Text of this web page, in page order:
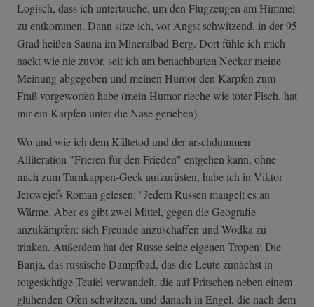
Logisch, dass ich untertauche, um den Flugzeugen am Himmel
zu entkommen. Dann sitze ich, vor Angst schwitzend, in der 95
Grad heißen Sauna im Mineralbad Berg. Dort fühle ich mich
nackt wie nie zuvor, seit ich am benachbarten Neckar meine
Meinung abgegeben und meinen Humor den Karpfen zum
Fraß vorgeworfen habe (mein Humor rieche wie toter Fisch, hat
mir ein Karpfen unter die Nase gerieben).
Wo und wie ich dem Kältetod und der arschdummen
Alliteration "Frieren für den Frieden" entgehen kann, ohne
mich zum Tarnkappen-Geck aufzurüsten, habe ich in Viktor
Jerowejefs Roman gelesen: "Jedem Russen mangelt es an
Wärme. Aber es gibt zwei Mittel, gegen die Geografie
anzukämpfen: sich Freunde anzuschaffen und Wodka zu
trinken. Außerdem hat der Russe seine eigenen Tropen: Die
Banja, das russische Dampfbad, das die Leute zunächst in
rotgesichtige Teufel verwandelt, die auf Pritschen neben einem
glühenden Ofen schwitzen, und danach in Engel, die nach dem